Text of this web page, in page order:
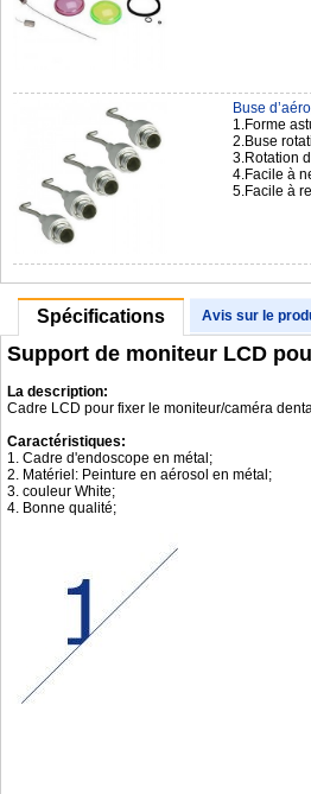
Buse
1.Forme
2.Buse
3.Rotation
4.Facile à
5.Facile à
Spécifications Avis sur le
Support de moniteur LCD
La description:
Cadre LCD pour fixer le moniteur/caméra
Caractéristiques:
1. Cadre d'endoscope en métal;
2. Matériel: Peinture en aérosol en métal;
3. couleur White;
4. Bonne qualité;